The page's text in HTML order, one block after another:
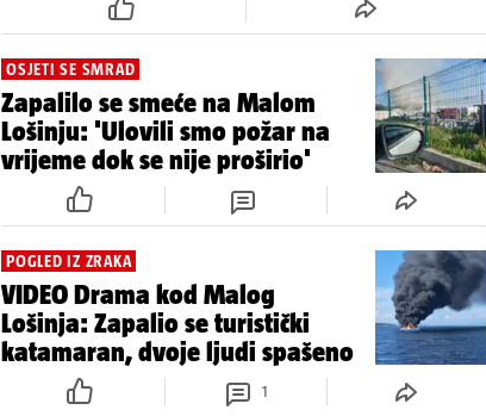
OSJETI SE SMRAD
Zapalilo se smeće na Malom
Lošinju: 'Ulovili smo požar na
vrijeme dok se nije proširio'
POGLED IZ ZRAKA
VIDEO Drama kod Malog
Lošinja: Zapalio se turistički
katamaran, dvoje ljudi spašeno
1